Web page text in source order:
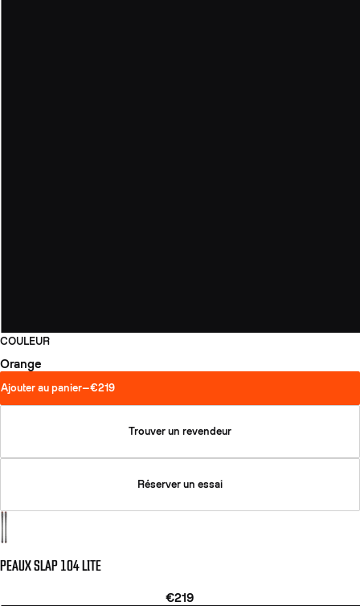
COULEUR
Orange
Ajouter au panier—€219
Trouver un revendeur
Réserver un essai
PEAUX SLAP 104 LITE
€219